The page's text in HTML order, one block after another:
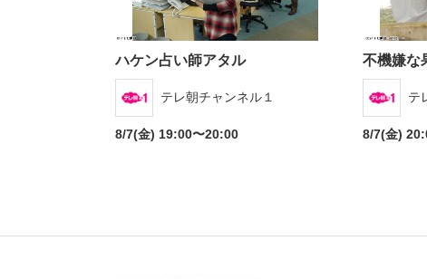
ハケン占い師アタル
テレ朝チャンネル１
8/7(金) 19:00〜20:00
不機嫌な
テ
8/7(金)